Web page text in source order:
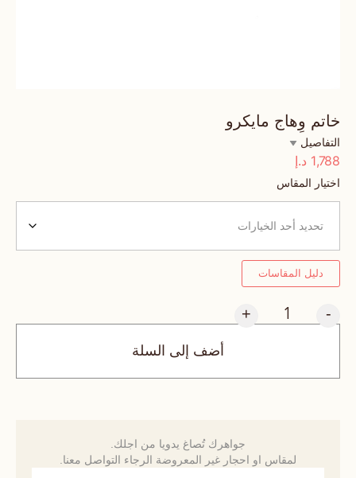
خاتم وِهاج مايكرو
التفاصيل
1,788 د.إ
اختيار المقاس
دليل المقاسات
-
+
أضف إلى السلة
جواهرك تُصاغ يدويا من اجلك.
لمقاس او احجار غير المعروضة الرجاء التواصل معنا.